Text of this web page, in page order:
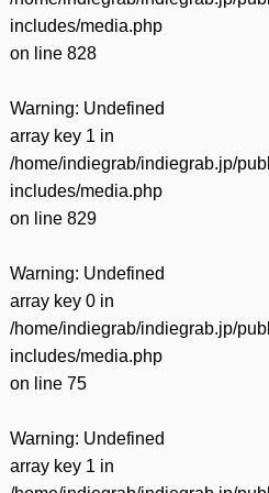
includes/media.php
on line 828
Warning: Undefined
array key 1 in
/home/indiegrab/indiegrab.jp/
includes/media.php
on line 829
Warning: Undefined
array key 0 in
/home/indiegrab/indiegrab.jp/
includes/media.php
on line 75
Warning: Undefined
array key 1 in